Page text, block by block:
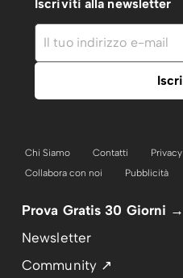
Iscriviti alla newsletter
Chi Siamo Contatti Privacy
Collabora con noi
Pubblicità
Prova Gratis 30 Giorni →
Newsletter
Community ↗